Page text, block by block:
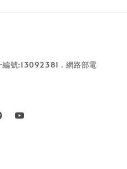
編號:13092381 . 網路部電